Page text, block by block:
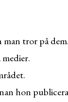
tror på dem.
hon